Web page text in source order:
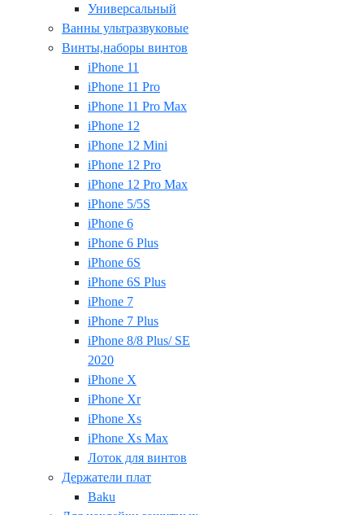
Универсальный
Ванны ультразвуковые
Винты,наборы винтов
iPhone 11
iPhone 11 Pro
iPhone 11 Pro Max
iPhone 12
iPhone 12 Mini
iPhone 12 Pro
iPhone 12 Pro Max
iPhone 5/5S
iPhone 6
iPhone 6 Plus
iPhone 6S
iPhone 6S Plus
iPhone 7
iPhone 7 Plus
iPhone 8/8 Plus/ SE
2020
iPhone X
iPhone Xr
iPhone Xs
iPhone Xs Max
Лоток для винтов
Держатели плат
Baku